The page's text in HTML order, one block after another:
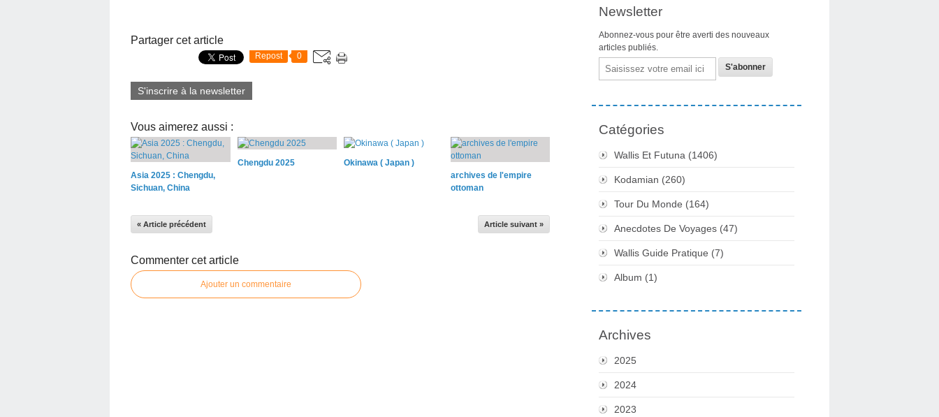
Partager cet article
Repost 0
S'inscrire à la newsletter
Vous aimerez aussi :
Asia 2025 : Chengdu,
Sichuan, China
Chengdu 2025
Okinawa ( Japan )
archives de l'empire
ottoman
« Article précédent Article suivant »
Commenter cet article
Ajouter un commentaire
Newsletter
Abonnez-vous pour être averti des nouveaux
articles publiés.
Email
Catégories
Wallis Et Futuna (1406)
Kodamian (260)
Tour Du Monde (164)
Anecdotes De Voyages (47)
Wallis Guide Pratique (7)
Album (1)
Archives
2025
2024
2023